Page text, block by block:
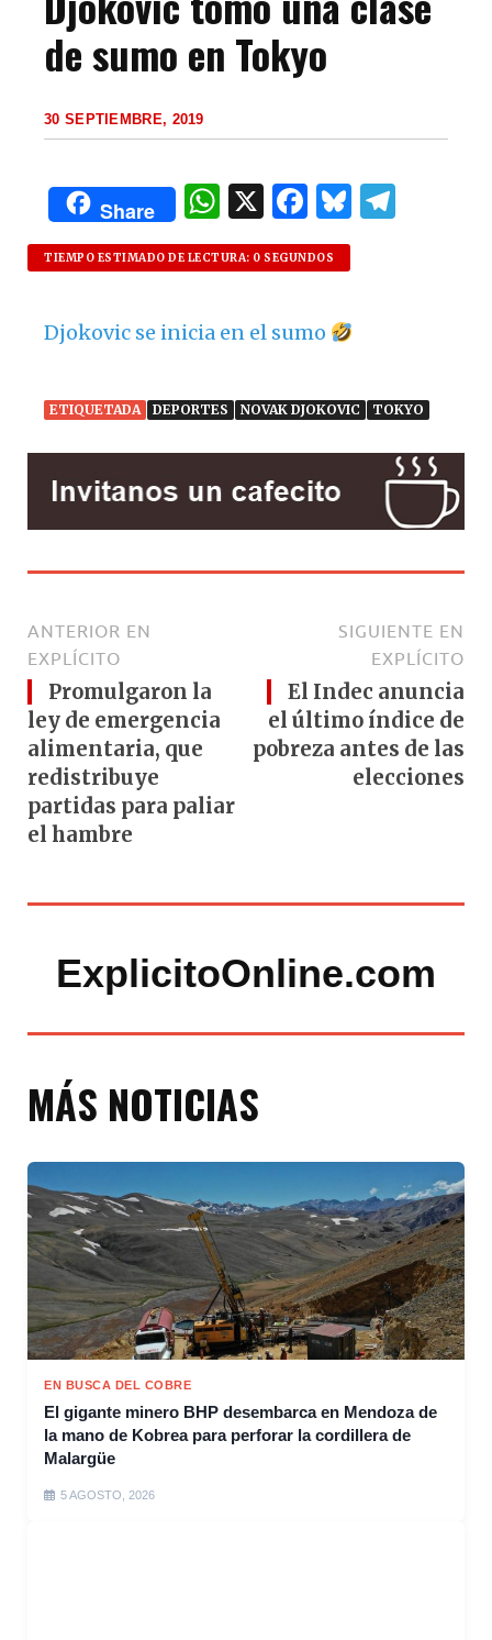
de sumo en Tokyo
30 SEPTIEMBRE, 2019
Share
W
h
at
A
p
X F
a
c
b
o
k
B
TIEMPO ESTIMADO DE LECTURA: 0 SEGUNDOS
Djokovic se inicia en el sumo
ETIQUETADA DEPORTES NOVAK DJOKOVIC TOKYO
ANTERIOR EN
EXPLÍCITO
Promulgaron la
ley de emergencia
alimentaria, que
redistribuye
partidas para paliar
el hambre
SIGUIENTE EN
EXPLÍCITO
El Indec anuncia
el último índice de
pobreza antes de las
elecciones
ExplicitoOnline.com
MÁS NOTICIAS
EN BUSCA DEL COBRE
El gigante minero BHP desembarca en Mendoza de
la mano de Kobrea para perforar la cordillera de
Malargüe
5 AGOSTO, 2026